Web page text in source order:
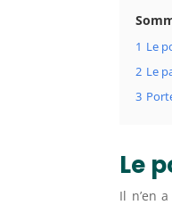
1 Le
2 Le
3
Le
Il n’en